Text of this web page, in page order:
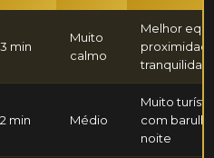
3 min
Muito
calmo
Melhor
2 min Médio
Muito
com
noite